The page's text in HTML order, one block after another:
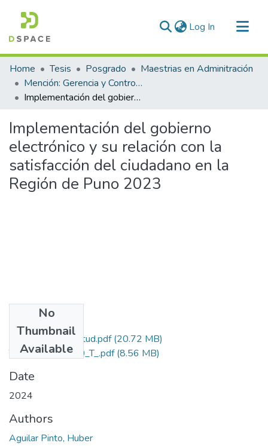
Log In (current)
Communities & Collections
All of DSpace
Statistics
Home Tesis Posgrado
Maestrias en Adminitración
Mención: Gerencia y Control de Gobiernos Locales y Regionales
Implementación del gobierno electrónico y su relación con la satisfacción del ciudadano en la Región de Puno 2023
Implementación del gobierno
electrónico y su relación con la
satisfacción del ciudadano en la
Región de Puno 2023
No
Thumbnail
Available
Grado de Similitud.pdf(20.72 MB)
T036_43761200_T_.pdf(8.56 MB)
Date
2024
Authors
Aguilar Pinto, Huber